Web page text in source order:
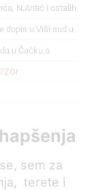
N.Antić i ostalih.
dopis u Viši sud u
u Čačku,a
sem za
terete i